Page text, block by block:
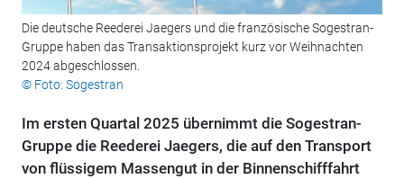
Die deutsche Reederei Jaegers und die französische Sogestran-
Gruppe haben das Transaktionsprojekt kurz vor Weihnachten
2024 abgeschlossen.
© Foto: Sogestran
Im ersten Quartal 2025 übernimmt die Sogestran-
Gruppe die Reederei Jaegers, die auf den Transport
von flüssigem Massengut in der Binnenschifffahrt